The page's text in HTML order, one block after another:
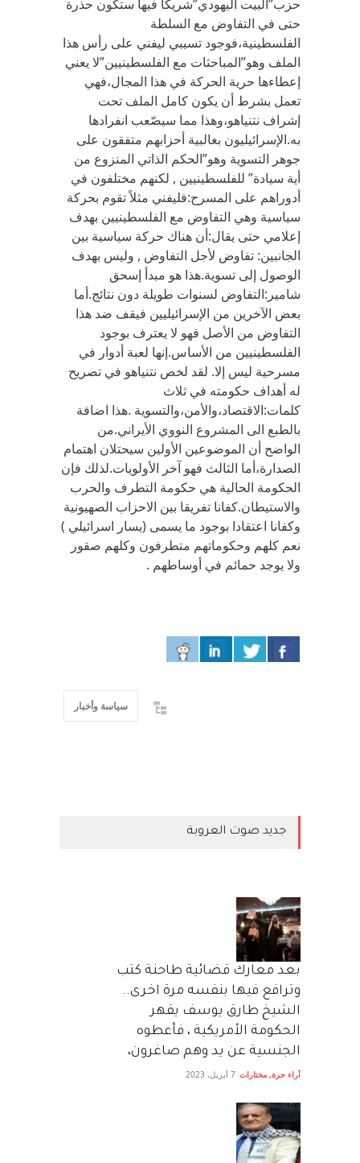
حزب”البيت اليهودي”شريكاً فيها ستكون حذرة
حتى في التفاوض مع السلطة
الفلسطينية،فوجود تسيبي ليفني على رأس هذا
الملف وهو”المباحثات مع الفلسطينيين”لا يعني
إعطاءها حرية الحركة في هذا المجال،فهي
تعمل بشرط أن يكون كامل الملف تحت
إشراف نتنياهو،وهذا مما سيصّعب انفرادها
به.الإسرائيليون بغالبية أحزابهم متفقون على
جوهر التسوية وهو”الحكم الذاتي المنزوع من
أية سيادة” للفلسطينيين , لكنهم مختلفون في
أدوراهم على المسرح:فليفني مثلاً تقوم بحركة
سياسية وهي التفاوض مع الفلسطينيين بهدف
إعلامي حتى يقال:أن هناك حركة سياسية بين
الجانبين: تفاوض لأجل التفاوض , وليس بهدف
الوصول إلى تسوية.هذا هو مبدأ إسحق
شامير:التفاوض لسنوات طويلة دون نتائج.أما
بعض الآخرين من الإسرائيليين فيقف ضد هذا
التفاوض من الأصل فهو لا يعترف بوجود
الفلسطينيين من الأساس.إنها لعبة أدوار في
مسرحية ليس إلا. لقد لخص نتنياهو في تصريح
له أهداف حكومته في ثلاث
كلمات:الاقتصاد،والأمن،والتسوية .هذا اضافة
بالطبع الى المشروع النووي الأيراني.من
الواضح أن الموضوعين الأولين سيحتلان اهتمام
الصدارة،أما الثالث فهو آخر الأولويات.لذلك فإن
الحكومة الحالية هي حكومة التطرف والحرب
والاستيطان.كفانا تفريقا بين الاحزاب الصهيونية
وكفانا اعتقادا بوجود ما يسمى (يسار اسرائيلي )
نعم كلهم وحكوماتهم متطرفون وكلهم صقور
ولا يوجد حمائم في أوساطهم .
سياسة وأخبار
جديد صوت العروبة
بعد معارك قضائية طاحنة كتب
وترافع فيها بنفسه مرة اخرى..
الشيخ طارق يوسف يقهر
الحكومة الأمريكية ، فأعطوه
الجنسية عن يد وهم صاغرون،
آراء حرة, مختارات 7 أبريل، 2023